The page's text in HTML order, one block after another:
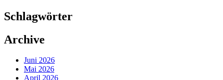
Schlagwörter
Archive
Juni 2026
Mai 2026
April 2026